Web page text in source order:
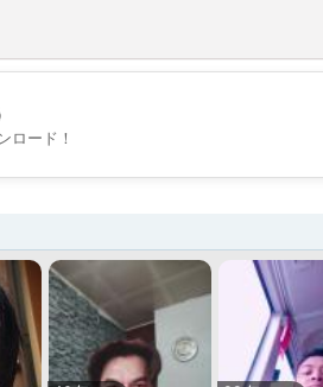
💕
ロード！